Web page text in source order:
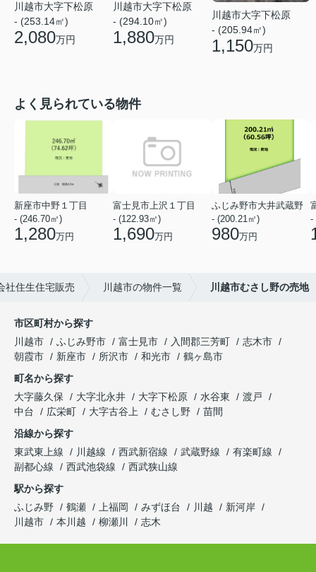
川越市大字下松原
- (253.14㎡)
2,080万円
川越市大字下松原
- (294.10㎡)
1,880万円
川越市大字下松原
- (205.94㎡)
1,150万円
よく見られている物件
新座市中野１丁目
- (246.70㎡)
1,280万円
富士見市上沢１丁目
- (122.93㎡)
1,690万円
ふじみ野市大井武蔵野
- (200.21㎡)
980万円
-
社住生住宅販売 川越市の物件一覧 川越市むさし野の売地
市区町村から探す
川越市
ふじみ野市 富士見市 入間郡三芳町
志木市
朝霞市
新座市 所沢市 和光市
鶴ヶ島市
町名から探す
大字藤久保
大字北永井 大字下松原 水谷東
渡戸
中台
広栄町 大字古谷上 むさし野
苗間
沿線から探す
東武東上線
川越線 西武新宿線 武蔵野線
有楽町線
副都心線
西武池袋線
西武狭山線
駅から探す
ふじみ野
鶴瀬 上福岡 みずほ台 川越
新河岸
川越市
本川越 柳瀬川 志木